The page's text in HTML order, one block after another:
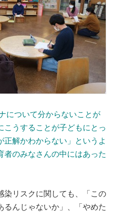
について分からないことが
こうすることが子どもにとっ
正解かわからない」というよ
者のみなさんの中にはあった
染リスクに関しても、「この
るんじゃないか」、「やめた